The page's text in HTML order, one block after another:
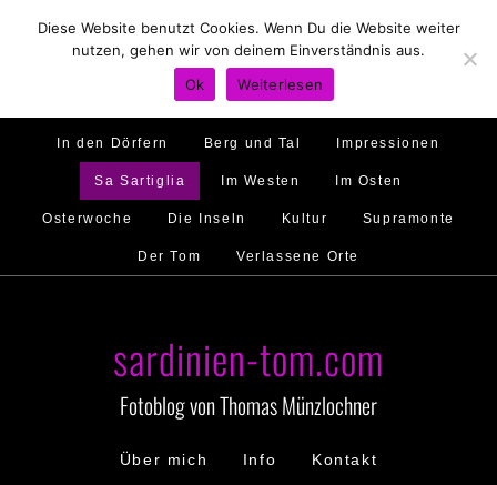
Hirtenland Traumstrände Feste feiern
Golfo di Orosei Im Norden
Murales Ambiente
In den Dörfern Berg und Tal Impressionen
Sa Sartiglia Im Westen Im Osten
Osterwoche Die Inseln Kultur Supramonte
Der Tom Verlassene Orte
sardinien-tom.com
Fotoblog von Thomas Münzlochner
Über mich Info Kontakt
Diese Website benutzt Cookies. Wenn Du die Website weiter
nutzen, gehen wir von deinem Einverständnis aus.
Ok
Weiterlesen